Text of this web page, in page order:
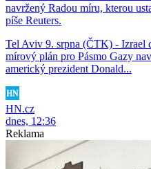
navržený Radou míru, kterou
píše Reuters.
Tel Aviv 9. srpna (ČTK) - Izrael
mírový plán pro Pásmo Gazy
americký prezident Donald...
HN.cz
dnes, 12:36
Reklama